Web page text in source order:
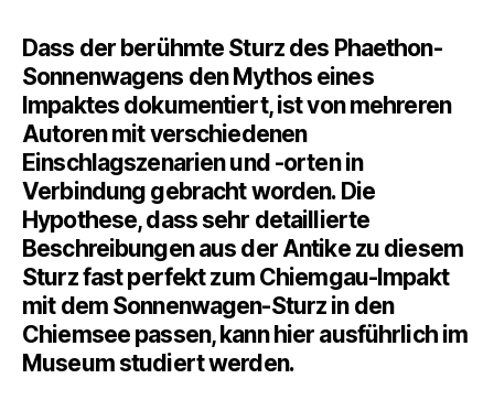
Dass der berühmte Sturz des Phaethon-
Sonnenwagens den Mythos eines
Impaktes dokumentiert, ist von mehreren
Autoren mit verschiedenen
Einschlagszenarien und -orten in
Verbindung gebracht worden. Die
Hypothese, dass sehr detaillierte
Beschreibungen aus der Antike zu diesem
Sturz fast perfekt zum Chiemgau-Impakt
mit dem Sonnenwagen-Sturz in den
Chiemsee passen, kann hier ausführlich im
Museum studiert werden.